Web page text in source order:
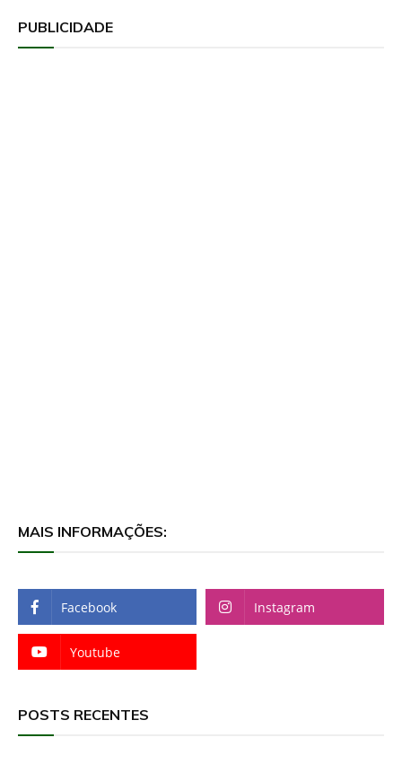
PUBLICIDADE
MAIS INFORMAÇÕES:
Facebook Instagram
Youtube
POSTS RECENTES